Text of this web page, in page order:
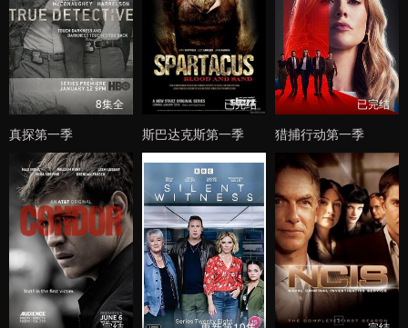
8集全
真探第一季
已完结
斯巴达克斯第一季
已完结
猎捕行动第一季